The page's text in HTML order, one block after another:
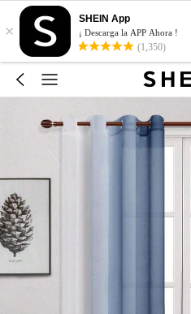
×
SHEIN App
¡ Descarga la APP Ahora !
(1,350)